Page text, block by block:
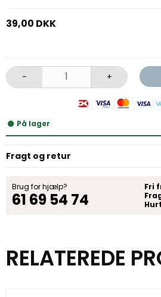
39,00 DKK
- +
På lager
Fragt og retur
Brug for hjælp?
61 69 54 74
Fri
RELATEREDE